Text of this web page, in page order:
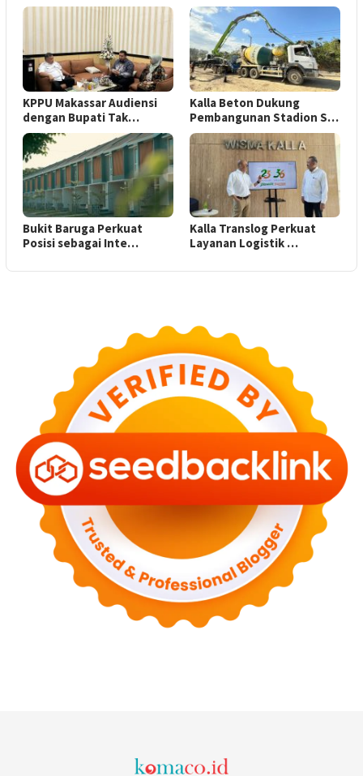
KPPU Makassar Audiensi
dengan Bupati Tak…
Kalla Beton Dukung
Pembangunan Stadion S…
Bukit Baruga Perkuat
Posisi sebagai Inte…
Kalla Translog Perkuat
Layanan Logistik …